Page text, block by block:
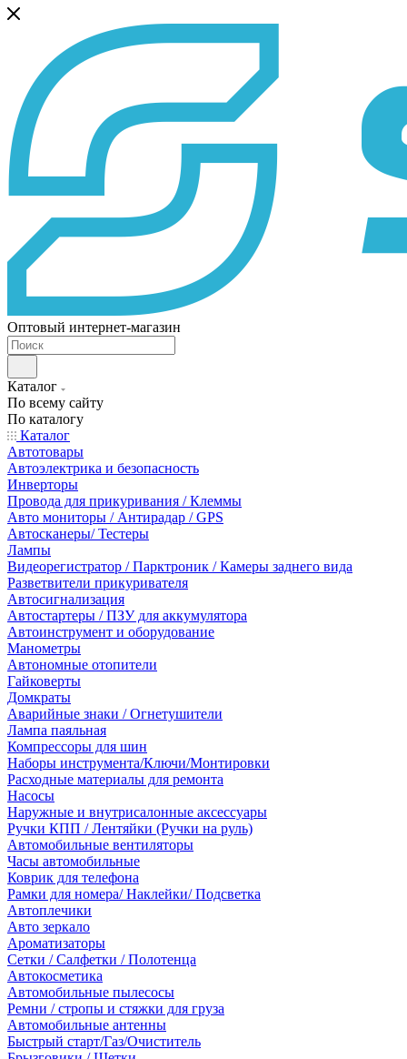
Оптовый интернет-магазин
Каталог
По всему сайту
По каталогу
Каталог
Автотовары
Автоэлектрика и безопасность
Инверторы
Провода для прикуривания / Клеммы
Авто мониторы / Антирадар / GPS
Автосканеры/ Тестеры
Лампы
Видеорегистратор / Парктроник / Камеры заднего вида
Разветвители прикуривателя
Автосигнализация
Автостартеры / ПЗУ для аккумулятора
Автоинструмент и оборудование
Манометры
Автономные отопители
Гайковерты
Домкраты
Аварийные знаки / Огнетушители
Лампа паяльная
Компрессоры для шин
Наборы инструмента/Ключи/Монтировки
Расходные материалы для ремонта
Насосы
Наружные и внутрисалонные аксессуары
Ручки КПП / Лентяйки (Ручки на руль)
Автомобильные вентиляторы
Часы автомобильные
Коврик для телефона
Рамки для номера/ Наклейки/ Подсветка
Автоплечики
Авто зеркало
Ароматизаторы
Сетки / Салфетки / Полотенца
Автокосметика
Автомобильные пылесосы
Ремни / стропы и стяжки для груза
Автомобильные антенны
Быстрый старт/Газ/Очиститель